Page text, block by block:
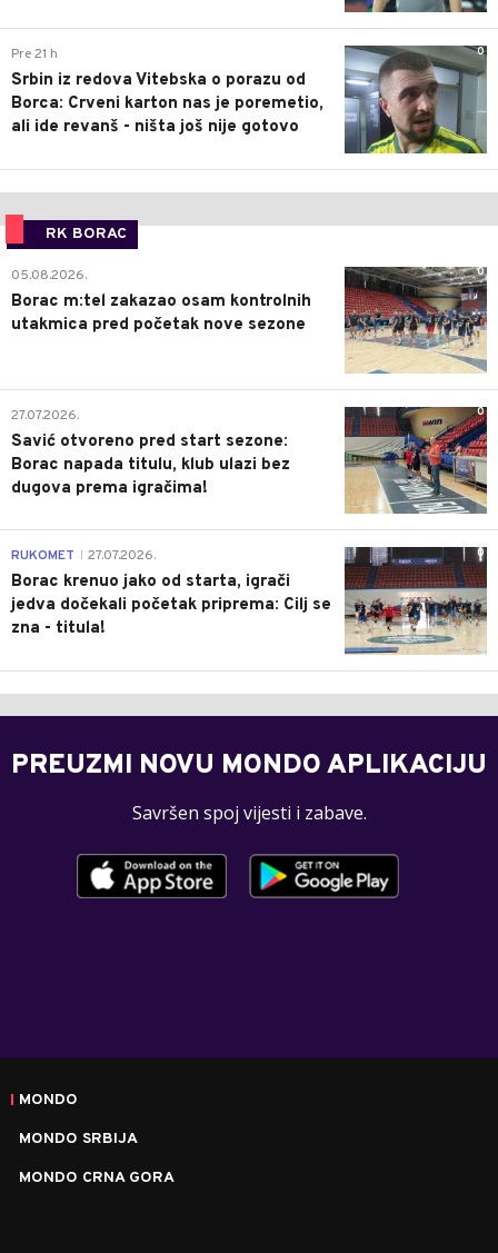
0
Pre 21 h
Srbin iz redova Vitebska o porazu od
Borca: Crveni karton nas je poremetio,
ali ide revanš - ništa još nije gotovo
RK BORAC
0
05.08.2026.
Borac m:tel zakazao osam kontrolnih
utakmica pred početak nove sezone
0
27.07.2026.
Savić otvoreno pred start sezone:
Borac napada titulu, klub ulazi bez
dugova prema igračima!
0
RUKOMET 27.07.2026.
Borac krenuo jako od starta, igrači
jedva dočekali početak priprema: Cilj se
zna - titula!
PREUZMI NOVU MONDO APLIKACIJU
Savršen spoj vijesti i zabave.
MONDO
MONDO SRBIJA
MONDO CRNA GORA